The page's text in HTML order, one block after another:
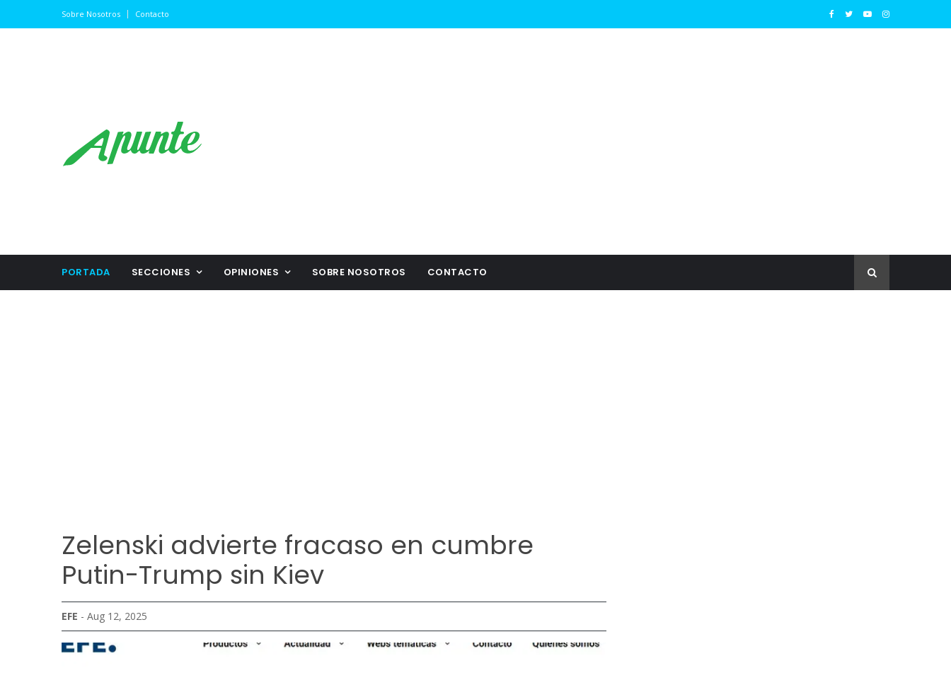
Sobre Nosotros Contacto
PORTADA SECCIONES OPINIONES SOBRE NOSOTROS CONTACTO
Zelenski advierte fracaso en cumbre
Putin-Trump sin Kiev
EFE - Aug 12, 2025